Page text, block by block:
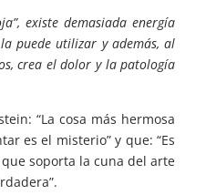
existe demasiada energía
puede utilizar y además, al
crea el dolor y la patología
“La cosa más hermosa
es el misterio” y que: “Es
soporta la cuna del arte